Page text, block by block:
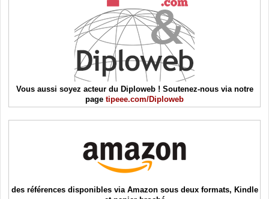
Vous aussi soyez acteur du Diploweb ! Soutenez-nous via notre
page tipeee.com/Diploweb
des références disponibles via Amazon sous deux formats, Kindle